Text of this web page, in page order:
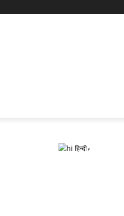
हिन्दी▼